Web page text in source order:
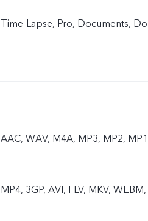
Time-Lapse, Pro, Documents,
AAC, WAV, M4A, MP3, MP2,
MP4, 3GP, AVI, FLV, MKV,